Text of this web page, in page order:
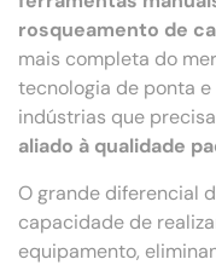
rosqueamento de
mais completa do
tecnologia de ponta
indústrias que
aliado à qualidade
O grande diferencial
capacidade de
equipamento,